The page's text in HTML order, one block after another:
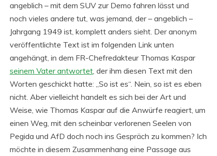
angeblich – mit dem SUV zur Demo fahren lässt und
noch vieles andere tut, was jemand, der – angeblich –
Jahrgang 1949 ist, komplett anders sieht. Der anonym
veröffentlichte Text ist im folgenden Link unten
angehängt, in dem FR-Chefredakteur Thomas Kaspar
seinem Vater antwortet, der ihm diesen Text mit den
Worten geschickt hatte: „So ist es“. Nein, so ist es eben
nicht. Aber vielleicht handelt es sich bei der Art und
Weise, wie Thomas Kaspar auf die Anwürfe reagiert, um
einen Weg, mit den scheinbar verlorenen Seelen von
Pegida und AfD doch noch ins Gespräch zu kommen? Ich
möchte in diesem Zusammenhang eine Passage aus